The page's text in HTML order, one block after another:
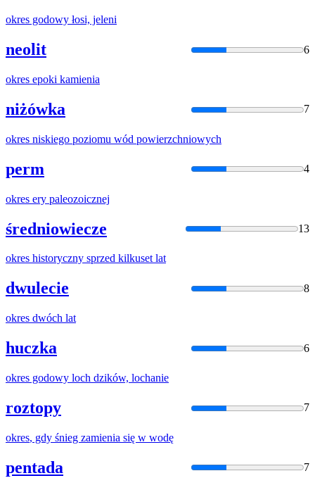
okres godowy łosi, jeleni
neolit 6
okres epoki kamienia
niżówka 7
okres niskiego poziomu wód powierzchniowych
perm 4
okres ery paleozoicznej
średniowiecze 13
okres historyczny sprzed kilkuset lat
dwulecie 8
okres dwóch lat
huczka 6
okres godowy loch dzików, lochanie
roztopy 7
okres, gdy śnieg zamienia się w wodę
pentada 7